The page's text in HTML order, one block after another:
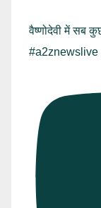
वैष्णोदेवी में सब
#a2znewslive